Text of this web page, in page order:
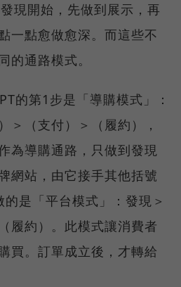
現開始，先做到展示，再
一點愈做愈深。而這些不
的通路模式。
的第1步是「導購模式」：
＞（支付）＞（履約），
為導購通路，只做到發現
網站，由它接手其他括號
是「平台模式」：發現＞
履約）。此模式讓消費者
買。訂單成立後，才轉給